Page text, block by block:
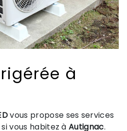
à
vous propose ses services
si vous habitez àAutignac.